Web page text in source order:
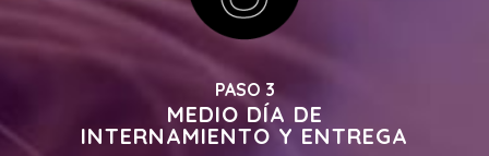
PASO 3
MEDIO DÍA DE
INTERNAMIENTO Y ENTREGA